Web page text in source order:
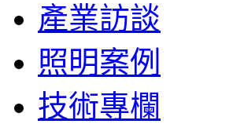
產業訪談
照明案例
技術專欄